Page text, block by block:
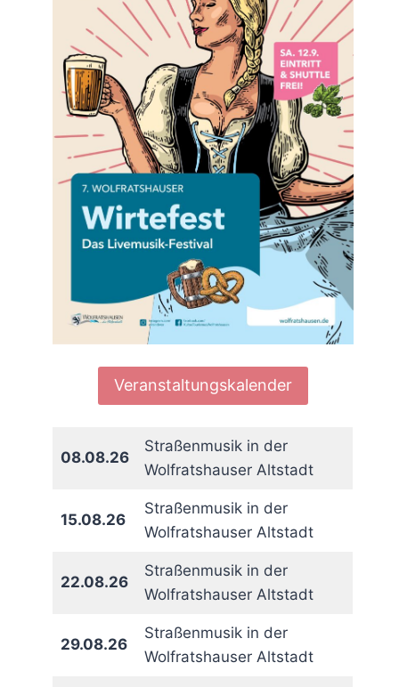
Veranstaltungskalender
08.08.26
Straßenmusik in der
Wolfratshauser Altstadt
15.08.26
Straßenmusik in der
Wolfratshauser Altstadt
22.08.26
Straßenmusik in der
Wolfratshauser Altstadt
29.08.26
Straßenmusik in der
Wolfratshauser Altstadt